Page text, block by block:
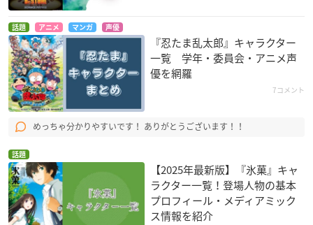
話題 アニメ マンガ 声優
『忍たま乱太郎』キャラクター
一覧 学年・委員会・アニメ声
優を網羅
7コメント
めっちゃ分かりやすいです！ ありがとうございます！！
話題
【2025年最新版】『氷菓』キャ
ラクター一覧！登場人物の基本
プロフィール・メディアミック
ス情報を紹介